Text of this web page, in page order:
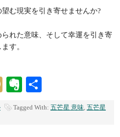
む現実を引き寄せませんか?
れた意味、そして幸運を引き寄
す。
MixiEvernote
有
Tagged With: 五芒星 意味 五芒星